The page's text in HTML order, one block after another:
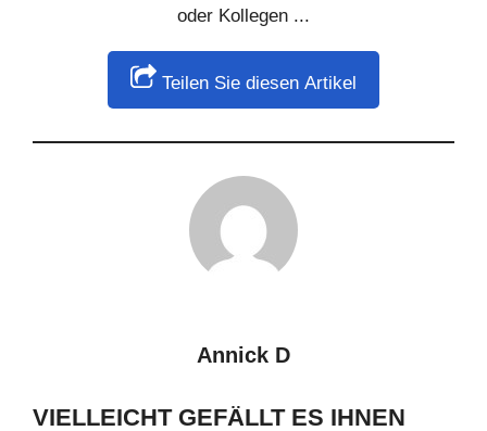
oder Kollegen ...
Teilen Sie diesen Artikel
Annick D
VIELLEICHT GEFÄLLT ES IHNEN